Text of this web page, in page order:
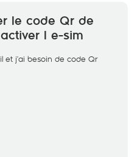
le code Qr de
l e-sim
et j’ai besoin de code Qr